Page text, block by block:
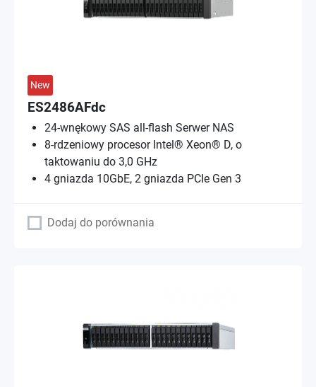
New
ES2486AFdc
24-wnękowy SAS all-flash Serwer NAS
8-rdzeniowy procesor Intel® Xeon® D, o
taktowaniu do 3,0 GHz
4 gniazda 10GbE, 2 gniazda PCIe Gen 3
Dodaj do porównania